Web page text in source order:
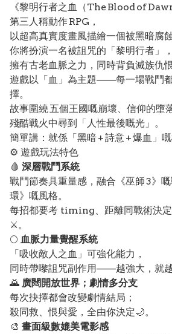
《黎明行者之血（The Blood of
第三人稱動作 RPG，
以超高真實度畫風描繪一個被黑暗腐
你將扮演一名被詛咒的「黎明行者」，
擁有古老血脈之力，同時背負滅族仇
遊戲以「血」為主題——每一場戰鬥
擇。
故事圍繞 五個王國嘅崩壞、信仰的墮
殘酷戰火中尋到「人性最後嘅光」。
簡單講：就係「黑暗 + 詩意 + 爆血」嘅
⚙️ 遊戲玩法特色
🩸 深層戰鬥系統
戰鬥節奏具重量感，融合《巫師 3》
環》嘅風格。
每招都要考 timing、距離同戰術決定
⚔️。
🌕 血脈力量覺醒系統
「吸收敵人之血」可強化能力，
同時帶嚟詛咒副作用——越強大，就
🌄 廣闊開放世界；劇情多分支
每次抉擇都會改變劇情結局；
殺同救、恨與愛，全由你決定🌙。
🎨 畫面級數媲美電影感